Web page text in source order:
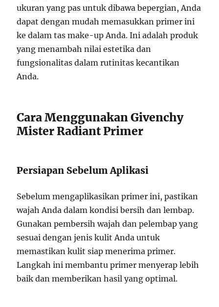
ukuran yang pas untuk dibawa bepergian, Anda
dapat dengan mudah memasukkan primer ini
ke dalam tas make-up Anda. Ini adalah produk
yang menambah nilai estetika dan
fungsionalitas dalam rutinitas kecantikan
Anda.
Cara Menggunakan Givenchy
Mister Radiant Primer
Persiapan Sebelum Aplikasi
Sebelum mengaplikasikan primer ini, pastikan
wajah Anda dalam kondisi bersih dan lembap.
Gunakan pembersih wajah dan pelembap yang
sesuai dengan jenis kulit Anda untuk
memastikan kulit siap menerima primer.
Langkah ini membantu primer menyerap lebih
baik dan memberikan hasil yang optimal.